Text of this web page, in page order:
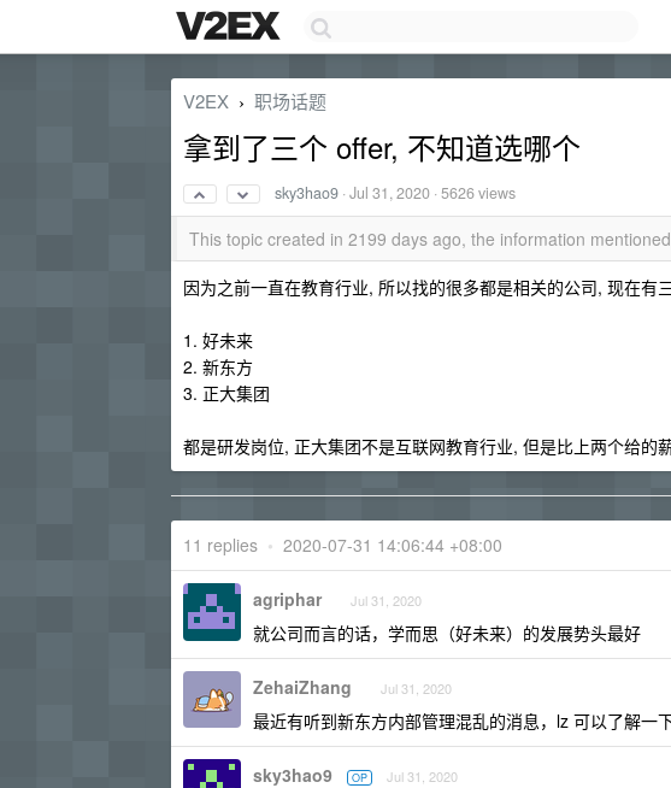
V2EX › 职场话题
拿到了三个 offer, 不知道选哪个
sky3hao9 ·Jul 31, 2020 · 5626 views
This topic created in 2199 days ago, the information
因为之前一直在教育行业, 所以找的很多都是相关的公司, 现在有
1. 好未来
2. 新东方
3. 正大集团
都是研发岗位, 正大集团不是互联网教育行业, 但是比上两个给的
11 replies • 2020-07-31 14:06:44 +08:00
agriphar Jul 31, 2020
就公司而言的话，学而思（好未来）的发展势头最好
ZehaiZhang Jul 31, 2020
最近有听到新东方内部管理混乱的消息，lz 可以了解一
sky3hao9 OP Jul 31, 2020